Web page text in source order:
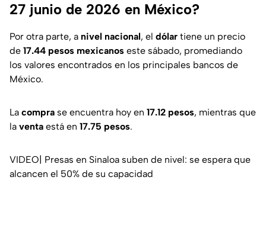
27 junio de 2026 en México?
Por otra parte, a nivel nacional, el dólar tiene un precio
de 17.44 pesos mexicanos este sábado, promediando
los valores encontrados en los principales bancos de
México.
La compra se encuentra hoy en 17.12 pesos, mientras que
la venta está en 17.75 pesos.
VIDEO| Presas en Sinaloa suben de nivel: se espera que
alcancen el 50% de su capacidad